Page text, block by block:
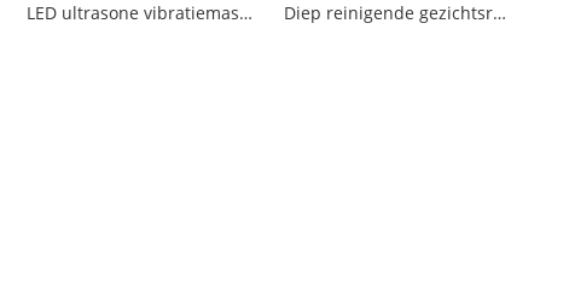
LED ultrasone vibratiemassage gezichtsreiniger Diep reinigende gezichtsreiniger